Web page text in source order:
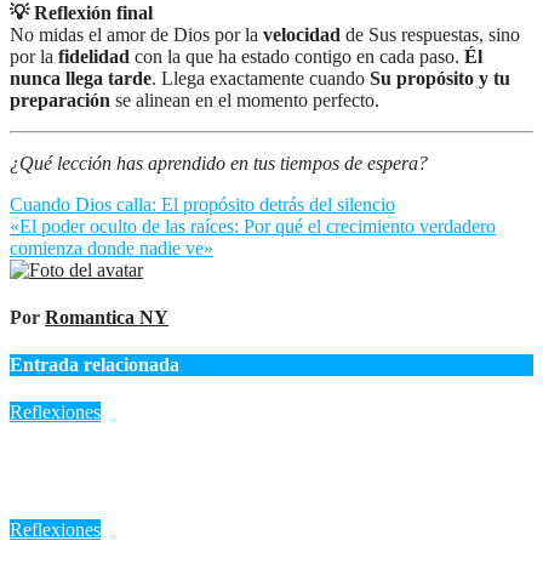
💡 Reflexión final
No midas el amor de Dios por la velocidad de Sus respuestas, sino
por la fidelidad con la que ha estado contigo en cada paso. Él
nunca llega tarde. Llega exactamente cuando Su propósito y tu
preparación se alinean en el momento perfecto.
¿Qué lección has aprendido en tus tiempos de espera?
Navegación
de
entradas
Cuando Dios calla: El propósito detrás del silencio
«El poder oculto de las raíces: Por qué el crecimiento verdadero
comienza donde nadie ve»
Por Romantica NY
Entrada relacionada
Reflexiones
Reflexiones